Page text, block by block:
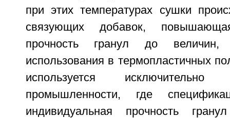
при этих температурах сушки
связующих добавок,
прочность гранул до величин,
использования в термопластичных
используется
промышленности, где
индивидуальная прочность